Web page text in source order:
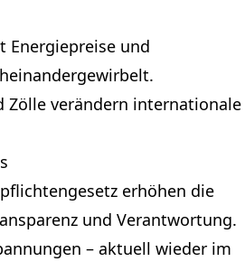
Energiepreise und
Zölle verändern internationale
erhöhen die
und Verantwortung.
– aktuell wieder im